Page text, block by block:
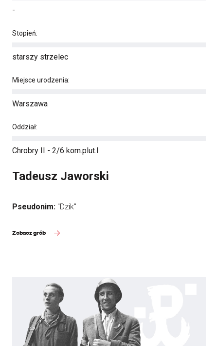
-
Stopień:
starszy strzelec
Miejsce urodzenia:
Warszawa
Oddział:
Chrobry II - 2/6 kom.plut.I
Tadeusz Jaworski
Pseudonim: "Dzik"
Zobacz grób